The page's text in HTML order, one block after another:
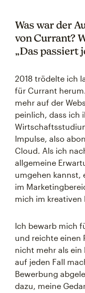
Was war der
von Currant?
„Das passiert
2018 trödelte ich
für Currant
mehr auf der
peinlich, dass ich
Impulse, also
Cloud. Als ich
allgemeine
umgehen kannst,
im
mich im kreativen
Ich bewarb mich
und reichte einen
nicht mehr als ein
auf jeden Fall
Bewerbung
dazu, meine